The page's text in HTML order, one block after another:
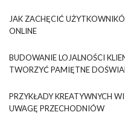
JAK ZACHĘCIĆ
ONLINE
BUDOWANIE LOJALNOŚCI
TWORZYĆ PAMIĘTNE
PRZYKŁADY KREATYWNYCH
UWAGĘ PRZECHODNIÓW